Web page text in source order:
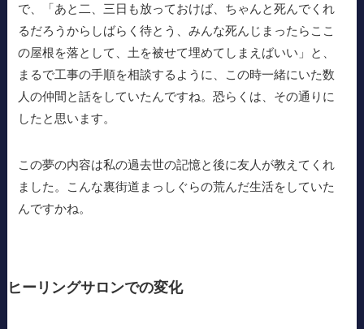
で、「あと二、三日も放っておけば、ちゃんと死んでくれ
るだろうからしばらく待とう、みんな死んじまったらここ
の屋根を落として、土を被せて埋めてしまえばいい」と、
まるで工事の手順を相談するように、この時一緒にいた数
人の仲間と話をしていたんですね。恐らくは、その通りに
したと思います。
この夢の内容は私の過去世の記憶と後に友人が教えてくれ
ました。こんな裏街道まっしぐらの荒んだ生活をしていた
んですかね。
ヒーリングサロンでの変化